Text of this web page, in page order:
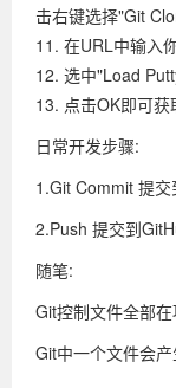
击右键选择"Git
11. 在URL中输入
12. 选中"Load
13. 点击OK即可获
日常开发步骤:
1.Git Commit 提交
2.Push 提交到
随笔:
Git控制文件全部
Git中一个文件会